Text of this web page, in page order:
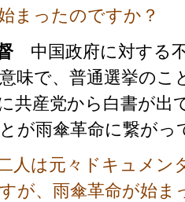
まったのですか？
中国政府に対する
味で、普通選挙の
共産党から白書が出
が雨傘革命に繋がっ
人は元々ドキュメン
が、雨傘革命が始